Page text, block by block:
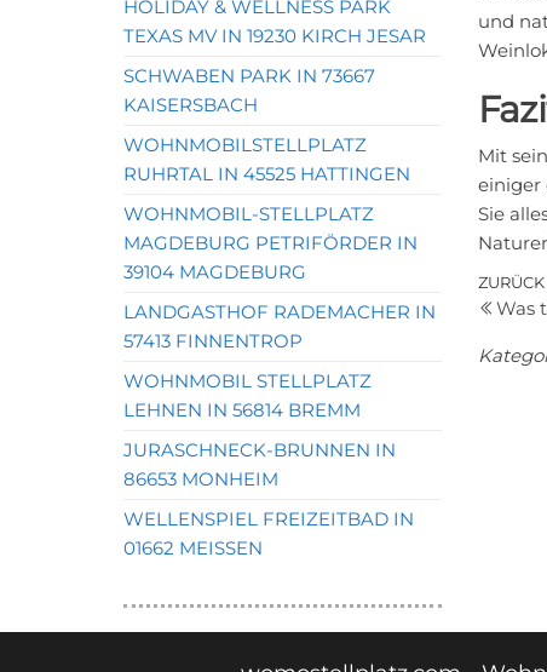
und
Mit
einiger
Sie
Beitrag
ZURÜCK
Was
HOLIDAY & WELLNESS PARK
TEXAS MV IN 19230 KIRCH JESAR
SCHWABEN PARK IN 73667
KAISERSBACH
WOHNMOBILSTELLPLATZ
RUHRTAL IN 45525 HATTINGEN
WOHNMOBIL-STELLPLATZ
MAGDEBURG PETRIFÖRDER IN
39104 MAGDEBURG
LANDGASTHOF RADEMACHER IN
57413 FINNENTROP
WOHNMOBIL STELLPLATZ
LEHNEN IN 56814 BREMM
JURASCHNECK-BRUNNEN IN
86653 MONHEIM
WELLENSPIEL FREIZEITBAD IN
01662 MEISSEN